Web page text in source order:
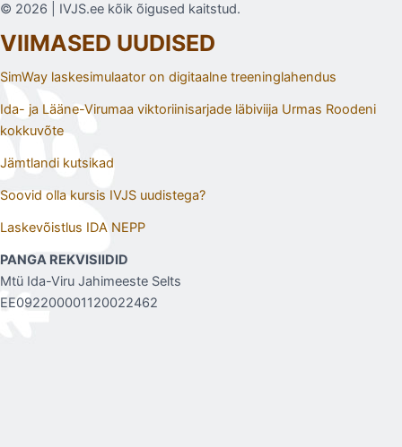
© 2026 | IVJS.ee kõik õigused kaitstud.
VIIMASED UUDISED
SimWay laskesimulaator on digitaalne treeninglahendus
Ida- ja Lääne-Virumaa viktoriinisarjade läbiviija Urmas Roodeni
kokkuvõte
Jämtlandi kutsikad
Soovid olla kursis IVJS uudistega?
Laskevõistlus IDA NEPP
PANGA REKVISIIDID
Mtü Ida-Viru Jahimeeste Selts
EE092200001120022462